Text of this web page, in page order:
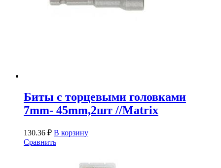
Биты с торцевыми головками
7mm- 45mm,2шт //Matrix
130.36 ₽ В корзину
Сравнить